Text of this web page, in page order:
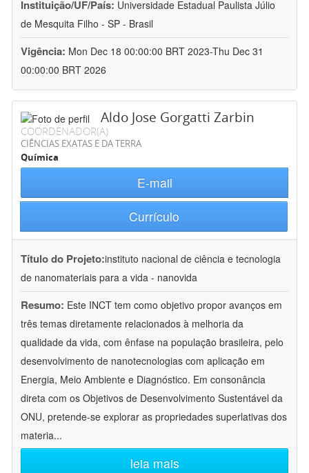
Instituição/UF/País: Universidade Estadual Paulista Júlio
de Mesquita Filho - SP - Brasil
Vigência: Mon Dec 18 00:00:00 BRT 2023-Thu Dec 31
00:00:00 BRT 2026
Aldo Jose Gorgatti Zarbin
COORDENADOR(A)
CIÊNCIAS EXATAS E DA TERRA
Química
E-mail
Currículo
Título do Projeto:instituto nacional de ciência e tecnologia
de nanomateriais para a vida - nanovida
Resumo: Este INCT tem como objetivo propor avanços em
três temas diretamente relacionados à melhoria da
qualidade da vida, com ênfase na população brasileira, pelo
desenvolvimento de nanotecnologias com aplicação em
Energia, Meio Ambiente e Diagnóstico. Em consonância
direta com os Objetivos de Desenvolvimento Sustentável da
ONU, pretende-se explorar as propriedades superlativas dos
materia...
leia mais